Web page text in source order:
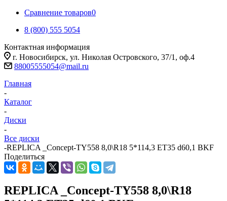
Сравнение товаров0
8 (800) 555 5054
Контактная информация
г. Новосибирск, ул. Николая Островского, 37/1, оф.4
88005555054@mail.ru
Главная
-
Каталог
-
Диски
-
Все диски
-REPLICA _Concept-TY558 8,0\R18 5*114,3 ET35 d60,1 BKF
Поделиться
REPLICA _Concept-TY558 8,0\R18